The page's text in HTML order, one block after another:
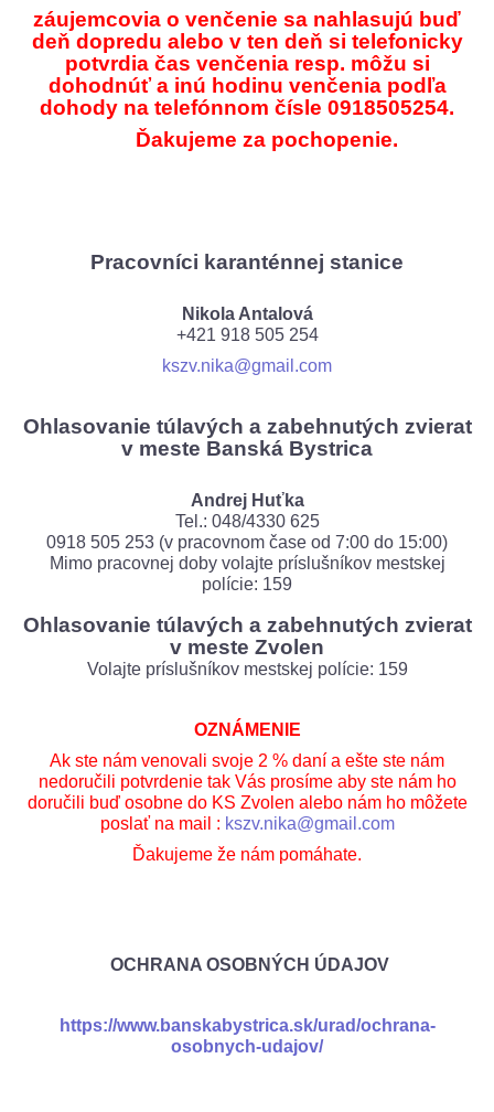
záujemcovia o venčenie sa nahlasujú buď
deň dopredu alebo v ten deň si telefonicky
potvrdia čas venčenia resp. môžu si
dohodnúť a inú hodinu venčenia podľa
dohody na telefónnom čísle 0918505254.
Ďakujeme za pochopenie.
Pracovníci karanténnej stanice
Nikola Antalová
+421 918 505 254
kszv.nika@gmail.com
Ohlasovanie túlavých a zabehnutých zvierat
v meste Banská Bystrica
Andrej Huťka
Tel.: 048/4330 625
0918 505 253 (v pracovnom čase od 7:00 do 15:00)
Mimo pracovnej doby volajte príslušníkov mestskej
polície: 159
Ohlasovanie túlavých a zabehnutých zvierat
v meste Zvolen
Volajte príslušníkov mestskej polície: 159
OZNÁMENIE
Ak ste nám venovali svoje 2 % daní a ešte ste nám
nedoručili potvrdenie tak Vás prosíme aby ste nám ho
doručili buď osobne do KS Zvolen alebo nám ho môžete
poslať na mail : kszv.nika@gmail.com
Ďakujeme že nám pomáhate.
OCHRANA OSOBNÝCH ÚDAJOV
https://www.banskabystrica.sk/urad/ochrana-
osobnych-udajov/